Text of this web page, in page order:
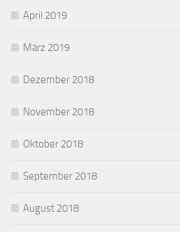
April 2019
März 2019
Dezember 2018
November 2018
Oktober 2018
September 2018
August 2018